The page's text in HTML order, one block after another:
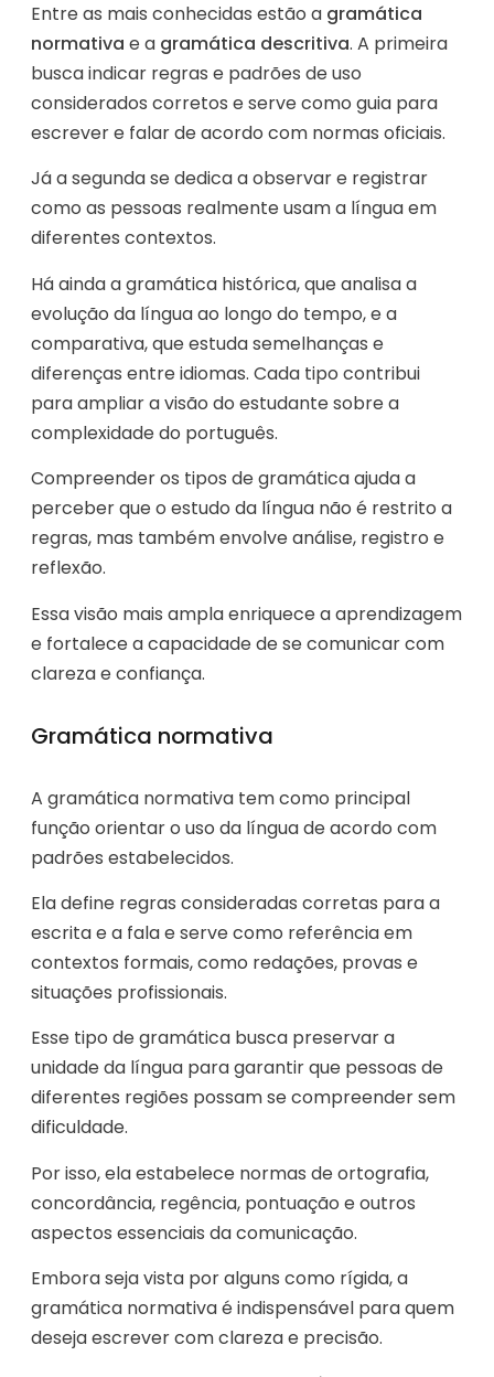
Entre as mais conhecidas estão a gramática
normativa e a gramática descritiva. A primeira
busca indicar regras e padrões de uso
considerados corretos e serve como guia para
escrever e falar de acordo com normas oficiais.
Já a segunda se dedica a observar e registrar
como as pessoas realmente usam a língua em
diferentes contextos.
Há ainda a gramática histórica, que analisa a
evolução da língua ao longo do tempo, e a
comparativa, que estuda semelhanças e
diferenças entre idiomas. Cada tipo contribui
para ampliar a visão do estudante sobre a
complexidade do português.
Compreender os tipos de gramática ajuda a
perceber que o estudo da língua não é restrito a
regras, mas também envolve análise, registro e
reflexão.
Essa visão mais ampla enriquece a aprendizagem
e fortalece a capacidade de se comunicar com
clareza e confiança.
Gramática normativa
A gramática normativa tem como principal
função orientar o uso da língua de acordo com
padrões estabelecidos.
Ela define regras consideradas corretas para a
escrita e a fala e serve como referência em
contextos formais, como redações, provas e
situações profissionais.
Esse tipo de gramática busca preservar a
unidade da língua para garantir que pessoas de
diferentes regiões possam se compreender sem
dificuldade.
Por isso, ela estabelece normas de ortografia,
concordância, regência, pontuação e outros
aspectos essenciais da comunicação.
Embora seja vista por alguns como rígida, a
gramática normativa é indispensável para quem
deseja escrever com clareza e precisão.